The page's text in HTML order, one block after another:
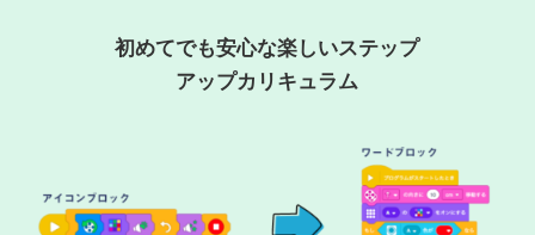
初めてでも安心な楽しいステップ
アップカリキュラム